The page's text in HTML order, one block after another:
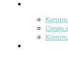
Opsig